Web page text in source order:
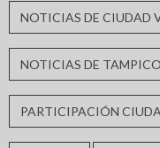
NOTICIAS DE CIUDAD
NOTICIAS DE TAMPICO
PARTICIPACIÓN